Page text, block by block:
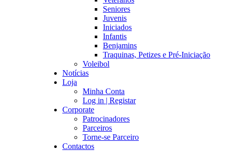
Seniores
Juvenis
Iniciados
Infantis
Benjamins
Traquinas, Petizes e Pré-Iniciação
Voleibol
Notícias
Loja
Minha Conta
Log in | Registar
Corporate
Patrocinadores
Parceiros
Torne-se Parceiro
Contactos